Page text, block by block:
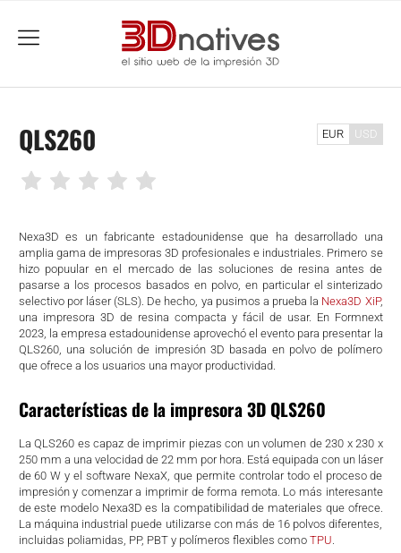
menu
QLS260
Nexa3D es un fabricante estadounidense que ha desarrollado una
amplia gama de impresoras 3D profesionales e industriales. Primero se
hizo popuular en el mercado de las soluciones de resina antes de
pasarse a los procesos basados en polvo, en particular el sinterizado
selectivo por láser (SLS). De hecho, ya pusimos a prueba la Nexa3D XiP,
una impresora 3D de resina compacta y fácil de usar. En Formnext
2023, la empresa estadounidense aprovechó el evento para presentar la
QLS260, una solución de impresión 3D basada en polvo de polímero
que ofrece a los usuarios una mayor productividad.
Características de la impresora 3D QLS260
La QLS260 es capaz de imprimir piezas con un volumen de 230 x 230 x
250 mm a una velocidad de 22 mm por hora. Está equipada con un láser
de 60 W y el software NexaX, que permite controlar todo el proceso de
impresión y comenzar a imprimir de forma remota. Lo más interesante
de este modelo Nexa3D es la compatibilidad de materiales que ofrece.
La máquina industrial puede utilizarse con más de 16 polvos diferentes,
incluidas poliamidas, PP, PBT y polímeros flexibles como TPU
EUR USD